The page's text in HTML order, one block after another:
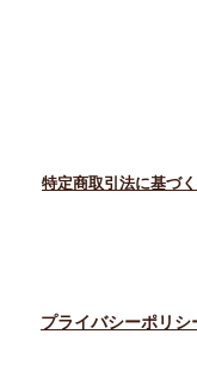
特定商取引法に基づ
プライバシーポリシ